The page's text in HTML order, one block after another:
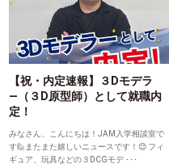
【祝・内定速報】３Dモデラ
―（３D原型師）として就職内
定！
みなさん、こんにちは！JAM入学相談室で
す🙋またまた嬉しいニュースです！😊 フィ
ギュア、玩具などの３DCGモデ ･･･